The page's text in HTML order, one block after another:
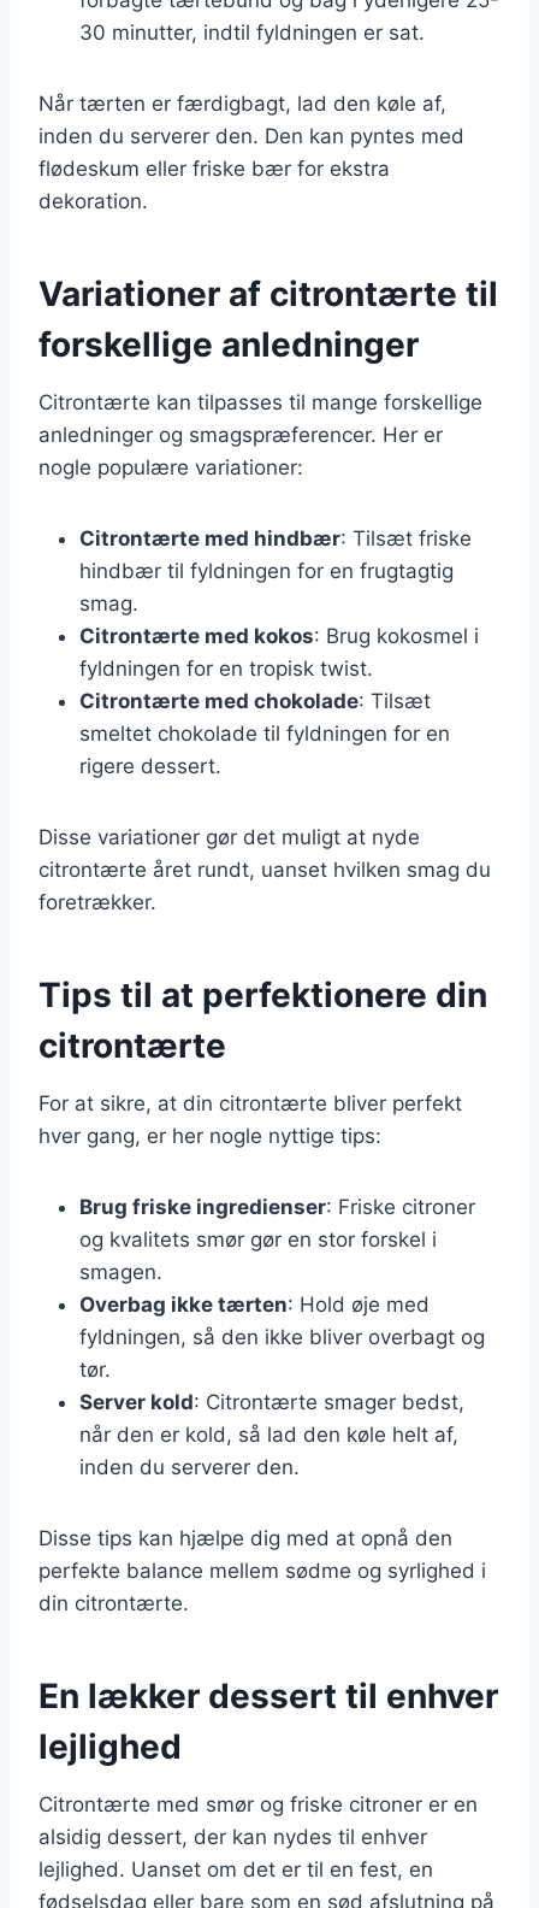
30 minutter, indtil fyldningen er sat.
Når tærten er færdigbagt, lad den køle af,
inden du serverer den. Den kan pyntes med
flødeskum eller friske bær for ekstra
dekoration.
Variationer af citrontærte til
forskellige anledninger
Citrontærte kan tilpasses til mange forskellige
anledninger og smagspræferencer. Her er
nogle populære variationer:
Citrontærte med hindbær: Tilsæt friske
hindbær til fyldningen for en frugtagtig
smag.
Citrontærte med kokos: Brug kokosmel i
fyldningen for en tropisk twist.
Citrontærte med chokolade: Tilsæt
smeltet chokolade til fyldningen for en
rigere dessert.
Disse variationer gør det muligt at nyde
citrontærte året rundt, uanset hvilken smag du
foretrækker.
Tips til at perfektionere din
citrontærte
For at sikre, at din citrontærte bliver perfekt
hver gang, er her nogle nyttige tips:
Brug friske ingredienser: Friske citroner
og kvalitets smør gør en stor forskel i
smagen.
Overbag ikke tærten: Hold øje med
fyldningen, så den ikke bliver overbagt og
tør.
Server kold: Citrontærte smager bedst,
når den er kold, så lad den køle helt af,
inden du serverer den.
Disse tips kan hjælpe dig med at opnå den
perfekte balance mellem sødme og syrlighed i
din citrontærte.
En lækker dessert til enhver
lejlighed
Citrontærte med smør og friske citroner er en
alsidig dessert, der kan nydes til enhver
lejlighed. Uanset om det er til en fest, en
fødselsdag eller bare som en sød afslutning på